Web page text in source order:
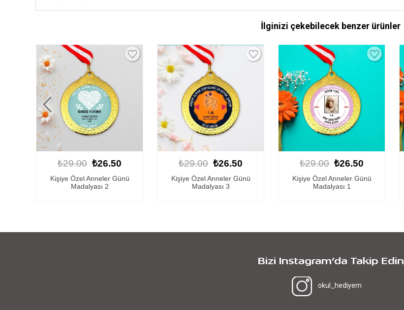
İlginizi çekebilecek benzer ürünler
₺29.00 ₺26.50
Kişiye Özel Anneler Günü
Madalyası 3
₺29.00 ₺26.50
Kişiye Özel Anneler Günü
Madalyası 1
₺29.00 ₺26.50
Anneler Günü Madalyası 3
Bizi Instagram’da Takip Edin
okul_hediyem